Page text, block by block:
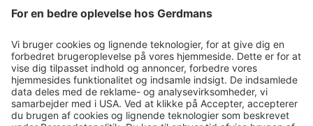
Tips & guides
Kontakt
salg@gerdmans.dk
49 18 07 07